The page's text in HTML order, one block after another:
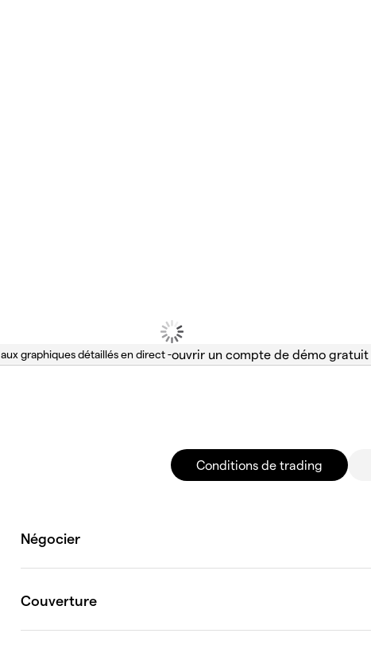
graphiques détaillés en direct -
Conditions de trading